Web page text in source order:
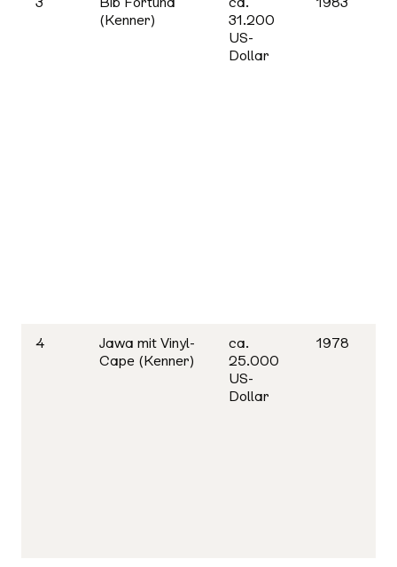
(Kenner)
31.200
US-
Dollar
4
Jawa mit Vinyl-
Cape (Kenner)
ca.
25.000
US-
Dollar
1978